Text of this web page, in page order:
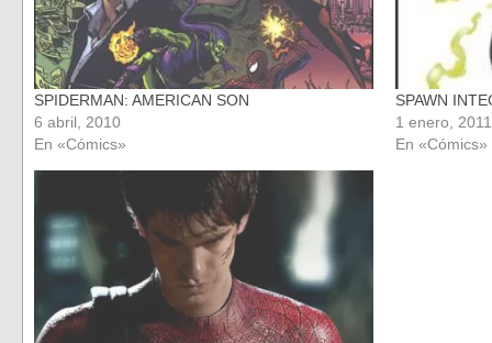
SPIDERMAN: AMERICAN SON
6 abril, 2010
En «Cómics»
SPAWN
1 enero, 2011
En «Cómics»